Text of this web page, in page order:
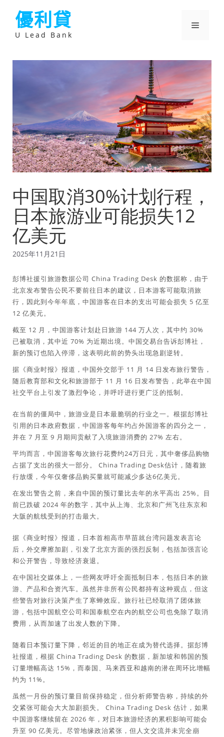
優利貸
U Lead Bank
選
中国取消30%计划行程，
日本旅游业可能损失12
亿美元
2025年11月21日
彭博社援引旅游数据公司 China Trading Desk 的数据称，由于
北京发布警告公民不要前往日本的建议，日本游客可能取消旅
行，因此到今年年底，中国游客在日本的支出可能会损失 5 亿至
12 亿美元。
截至 12 月，中国游客计划赴日旅游 144 万人次，其中约 30%
已被取消，其中近 70% 为近期出境。中国交易台告诉彭博社，
新的预订也陷入停滞，这表明此前的势头出现急剧逆转。
据《商业时报》报道，中国外交部于 11 月 14 日发布旅行警告，
随后教育部和文化和旅游部于 11 月 16 日发布警告，此举在中国
社交平台上引发了激烈争论，并呼吁进行更广泛的抵制。
在当前的僵局中，旅游业是日本最脆弱的行业之一。根据彭博社
引用的日本政府数据，中国游客每年约占外国游客的四分之一，
并在 7 月至 9 月期间贡献了入境旅游消费的 27% 左右。
平均而言，中国游客每次旅行花费约24万日元，其中奢侈品购物
占据了支出的很大一部分。 China Trading Desk估计，随着旅
行放缓，今年仅奢侈品购买量就可能减少多达6亿美元。
在发出警告之前，来自中国的预订量比去年的水平高出 25%。目
前已跌破 2024 年的数字，其中从上海、北京和广州飞往东京和
大阪的航线受到的打击最大。
据《商业时报》报道，日本首相高市早苗就台湾问题发表言论
后，外交摩擦加剧，引发了北京方面的强烈反制，包括加强言论
和公开警告，导致经济衰退。
在中国社交媒体上，一些网友呼吁全面抵制日本，包括日本的旅
游、产品和合资汽车。虽然并非所有公民都持有这种观点，但这
些警告对旅行决策产生了寒蝉效应。旅行社已经取消了团体旅
游，包括中国航空公司和国泰航空在内的航空公司也免除了取消
费用，从而加速了出发人数的下降。
随着日本预订量下降，邻近的目的地正在成为替代选择。据彭博
社报道，根据 China Trading Desk 的数据，新加坡和韩国的预
订量增幅高达 15%，而泰国、马来西亚和越南的潜在周环比增幅
约为 11%。
虽然一月份的预订量目前保持稳定，但分析师警告称，持续的外
交紧张可能会大大加剧损失。 China Trading Desk 估计，如果
中国游客继续留在 2026 年，对日本旅游经济的累积影响可能会
升至 90 亿美元。尽管地缘政治紧张，但人文交流并未完全崩